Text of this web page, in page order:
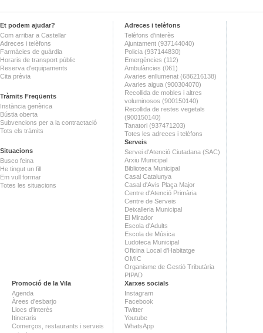
Et podem ajudar?
Com arribar a Castellar
Adreces i telèfons
Farmàcies de guàrdia
Horaris de transport públic
Reserva d'equipaments
Cita prèvia
Tràmits Freqüents
Instància genèrica
Bústia oberta
Subvencions per a la contractació
Tots els tràmits
Situacions
Busco feina
He tingut un fill
Em vull formar
Totes les situacions
Adreces i telèfons
Telèfons d'interès
Ajuntament (937144040)
Policia (937144830)
Emergències (112)
Ambulàncies (061)
Avaries enllumenat (686216138)
Avaries aigua (900304070)
Recollida de mobles i altres
voluminosos (900150140)
Recollida de restes vegetals
(900150140)
Tanatori (937471203)
Totes les adreces i telèfons
Serveis
Servei d'Atenció Ciutadana (SAC)
Arxiu Municipal
Biblioteca Municipal
Casal Catalunya
Casal d'Avis Plaça Major
Centre d'Atenció Primària
Centre de Serveis
Deixalleria Municipal
El Mirador
Escola d'Adults
Escola de Música
Ludoteca Municipal
Oficina Local d'Habitatge
OMIC
Organisme de Gestió Tributària
PIPAD
Promoció de la Vila
Agenda
Àrees d'esbarjo
Llocs d'interès
Itineraris
Comerços, restaurants i serveis
Xarxes socials
Instagram
Facebook
Twitter
Youtube
WhatsApp